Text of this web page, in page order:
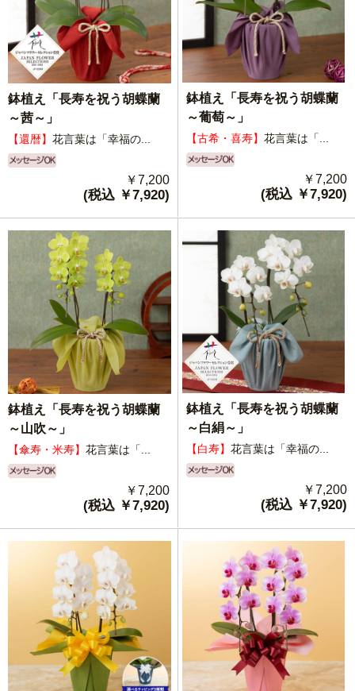
鉢植え「長寿を祝う胡蝶蘭
～茜～」
【還暦】 花言葉は「幸福の...
￥7,200
(税込 ￥7,920)
鉢植え「長寿を祝う胡蝶蘭
～葡萄～」
【古希・喜寿】 花言葉は「...
￥7,200
(税込 ￥7,920)
鉢植え「長寿を祝う胡蝶蘭
～山吹～」
【傘寿・米寿】 花言葉は「...
￥7,200
(税込 ￥7,920)
鉢植え「長寿を祝う胡蝶蘭
～白絹～」
【白寿】 花言葉は「幸福の...
￥7,200
(税込 ￥7,920)